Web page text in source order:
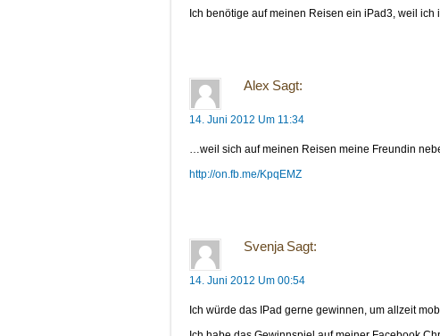
Ich benötige auf meinen Reisen ein iPad3, weil ich
Alex Sagt:
14. Juni 2012 Um 11:34
…weil sich auf meinen Reisen meine Freundin
http://on.fb.me/KpqEMZ
Svenja Sagt:
14. Juni 2012 Um 00:54
Ich würde das IPad gerne gewinnen, um allzeit